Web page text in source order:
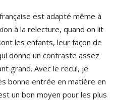
est adapté même à
à la relecture, quand on lit
les enfants, leur façon de
donne un contraste assez
grand. Avec le recul, je
bonne entrée en matière en
un bon moyen pour les plus